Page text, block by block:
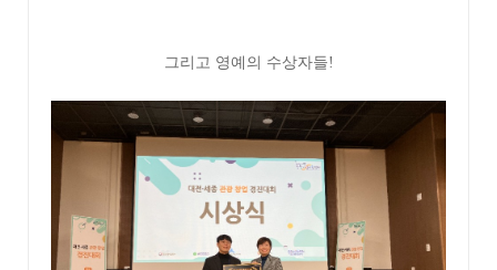
그리고 영예의 수상자들!